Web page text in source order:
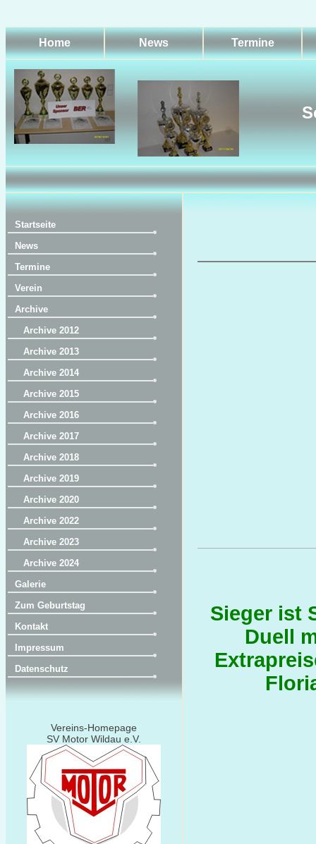
Home News Termine
Startseite
News
Termine
Verein
Archive
Archive 2012
Archive 2013
Archive 2014
Archive 2015
Archive 2016
Archive 2017
Archive 2018
Archive 2019
Archive 2020
Archive 2022
Archive 2023
Archive 2024
Galerie
Zum Geburtstag
Kontakt
Impressum
Datenschutz
Vereins-Homepage
SV Motor Wildau e.V.
Sieger ist
Duell